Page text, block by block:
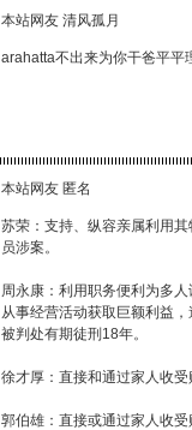
本站网友 清风孤月
arahatta不出来为你干爸平平
本站网友 匿名
苏荣：支持、纵容亲属利用
员涉案。
周永康：利用职务便利为多
从事经营活动获取巨额利益
被判处有期徒刑18年。
徐才厚：直接和通过家人收
郭伯雄：直接或通过家人收